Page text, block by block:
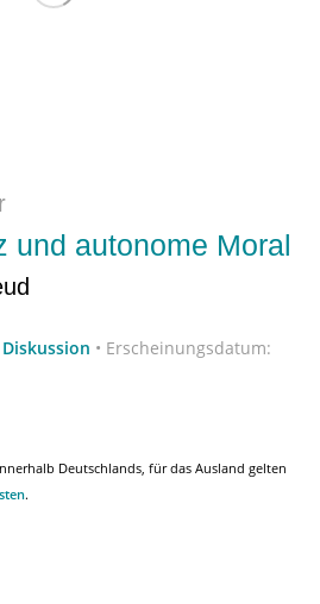
und autonome Moral
• Erscheinungsdatum:
Deutschlands, für das Ausland gelten
.